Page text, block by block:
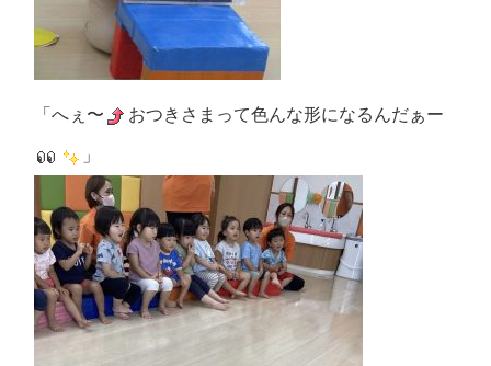
「へぇ〜 おつきさまって色んな形になるんだぁー
」